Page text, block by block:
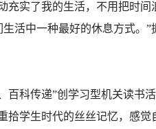
充实了我的生活，不用把时
活中一种最好的休息方式。
科传递”创学习型机关读书
拾学生时代的丝丝记忆，感